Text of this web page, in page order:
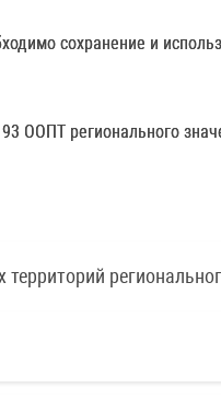
сохранение и
ООПТ регионального